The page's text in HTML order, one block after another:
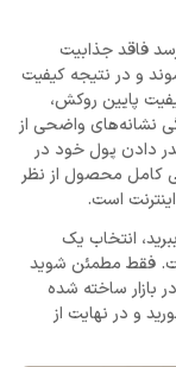
فاقد جذابیت
و در نتیجه کیفیت
پایین روکش،
نشانه‌های واضحی از
دادن پول خود در
کامل محصول از نظر
است.
انتخاب یک
فقط مطمئن شوید
بازار ساخته شده
و در نهایت از